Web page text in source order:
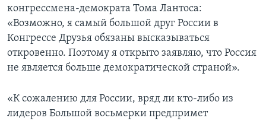
конгрессмена-демократа Тома Лантоса:
«Возможно, я самый большой друг России в
Конгрессе Друзья обязаны высказываться
откровенно. Поэтому я открыто заявляю, что Россия
не является больше демократической страной».
«К сожалению для России, вряд ли кто-либо из
лидеров Большой восьмерки предпримет